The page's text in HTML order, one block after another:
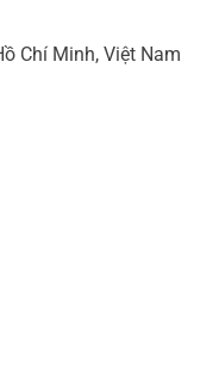
Chí Minh, Việt Nam